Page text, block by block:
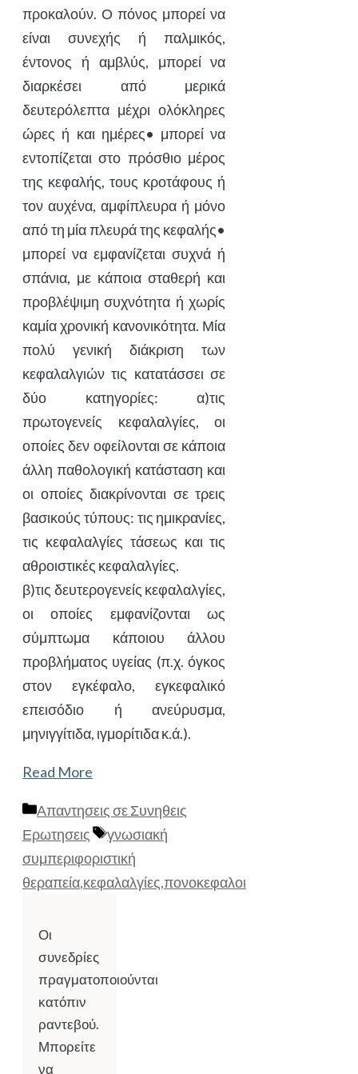
προκαλούν. Ο πόνος μπορεί να
είναι συνεχής ή παλμικός,
έντονος ή αμβλύς, μπορεί να
διαρκέσει από μερικά
δευτερόλεπτα μέχρι ολόκληρες
ώρες ή και ημέρες• μπορεί να
εντοπίζεται στο πρόσθιο μέρος
της κεφαλής, τους κροτάφους ή
τον αυχένα, αμφίπλευρα ή μόνο
από τη μία πλευρά της κεφαλής•
μπορεί να εμφανίζεται συχνά ή
σπάνια, με κάποια σταθερή και
προβλέψιμη συχνότητα ή χωρίς
καμία χρονική κανονικότητα. Μία
πολύ γενική διάκριση των
κεφαλαλγιών τις κατατάσσει σε
δύο κατηγορίες: α)τις
πρωτογενείς κεφαλαλγίες, οι
οποίες δεν οφείλονται σε κάποια
άλλη παθολογική κατάσταση και
οι οποίες διακρίνονται σε τρεις
βασικούς τύπους: τις ημικρανίες,
τις κεφαλαλγίες τάσεως και τις
αθροιστικές κεφαλαλγίες.
β)τις δευτερογενείς κεφαλαλγίες,
οι οποίες εμφανίζονται ως
σύμπτωμα κάποιου άλλου
προβλήματος υγείας (π.χ. όγκος
στον εγκέφαλο, εγκεφαλικό
επεισόδιο ή ανεύρυσμα,
μηνιγγίτιδα, ιγμορίτιδα κ.ά.).
Read More
Κατηγορίες
Απαντησεις σε Συνηθεις
Ερωτησεις
Ετικέτες
γνωσιακή
συμπεριφοριστική
θεραπεία,κεφαλαλγίες,πονοκεφαλοι
Οι
συνεδρίες
πραγματοποιούνται
κατόπιν
ραντεβού.
Μπορείτε
να